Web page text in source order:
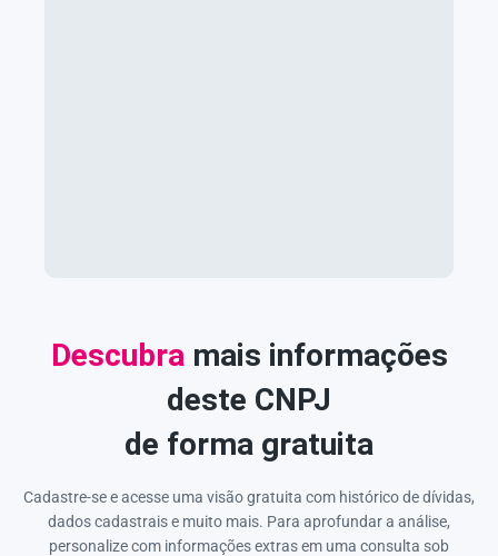
Descubramais informações
deste CNPJ
de forma gratuita
Cadastre-se e acesse uma visão gratuita com histórico de dívidas,
dados cadastrais e muito mais. Para aprofundar a análise,
personalize com informações extras em uma consulta sob